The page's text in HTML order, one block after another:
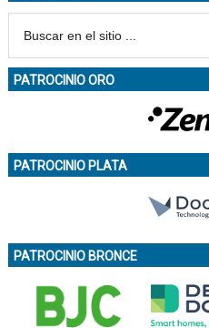
PATROCINIO ORO
PATROCINIO PLATA
PATROCINIO BRONCE